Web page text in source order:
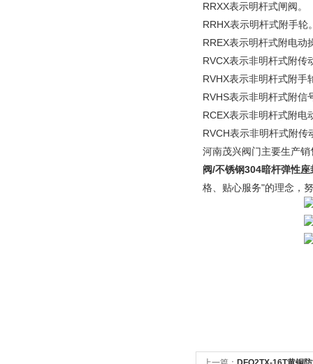
RRXX表示明杆式闸阀。
RRHX表示明杆式附手轮
RREX表示明杆式附电动
RVCX表示非明杆式附传
RVHX表示非明杆式附手
RVHS表示非明杆式附信
RCEX表示非明杆式附电
RVCH表示非明杆式附传
河南茂兴阀门主要生产销
阀/不锈钢304暗杆弹性
格、贴心服务"的理念，